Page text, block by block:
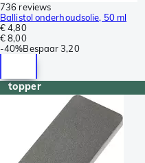
736 reviews
Ballistol onderhoudsolie, 50 ml
€ 4,80
€ 8,00
-40%Bespaar 3,20
topper